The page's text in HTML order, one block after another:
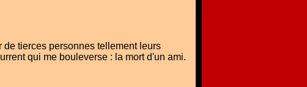
tierces personnes tellement leurs
qui me bouleverse : la mort d'un ami.